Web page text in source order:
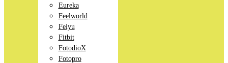
Eureka
Feelworld
Feiyu
Fitbit
FotodioX
Fotopro